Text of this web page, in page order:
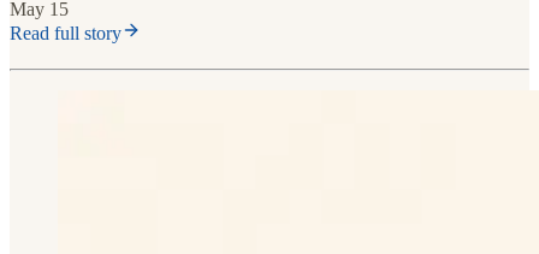
May 15
Read full story